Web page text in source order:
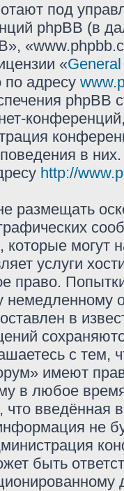
под
phpBB (в
«
по адресу
phpBB
в
http://
размещать
которые могут
услуги
право.
немедленному
в
с тем,
имеют
в любое
что введённая
не
быть